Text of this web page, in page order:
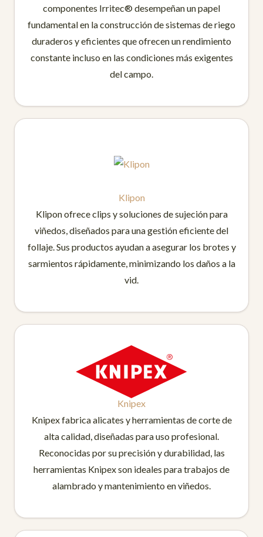
componentes Irritec® desempeñan un papel
fundamental en la construcción de sistemas de riego
duraderos y eficientes que ofrecen un rendimiento
constante incluso en las condiciones más exigentes
del campo.
Klipon
Klipon ofrece clips y soluciones de sujeción para
viñedos, diseñados para una gestión eficiente del
follaje. Sus productos ayudan a asegurar los brotes y
sarmientos rápidamente, minimizando los daños a la
vid.
Knipex
Knipex fabrica alicates y herramientas de corte de
alta calidad, diseñadas para uso profesional.
Reconocidas por su precisión y durabilidad, las
herramientas Knipex son ideales para trabajos de
alambrado y mantenimiento en viñedos.